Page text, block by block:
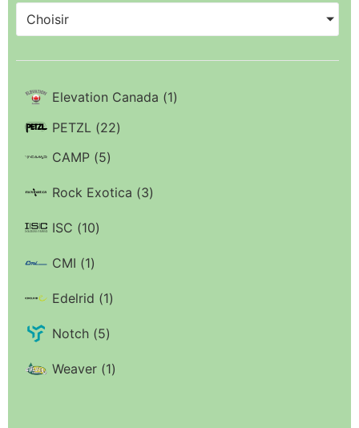
Choisir
Elevation Canada (1)
PETZL (22)
CAMP (5)
Rock Exotica (3)
ISC (10)
CMI (1)
Edelrid (1)
Notch (5)
Weaver (1)